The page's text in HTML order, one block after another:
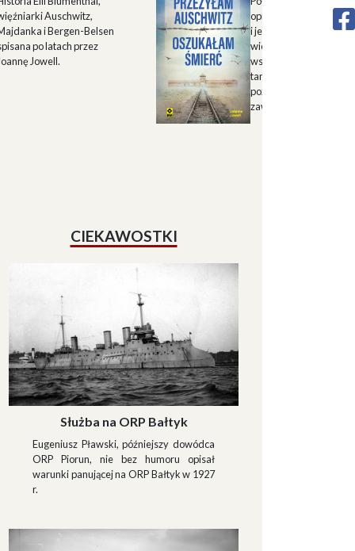
Auschwitz,
i Bergen-Belsen
po latach przez
Jowell.
opisu historii Górnego
i jego mieszkańców w
wieku oraz zapisu
wspomnień
tamtych terenów, które
pozwalają lepiej
zawiłe koleje losu
CIEKAWOSTKI
Służba na ORP Bałtyk
Eugeniusz Pławski, późniejszy dowódca
ORP Piorun, nie bez humoru opisał
warunki panującej na ORP Bałtyk w 1927
r.